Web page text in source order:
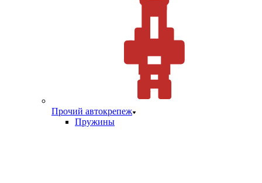
Прочий автокрепеж
Пружины